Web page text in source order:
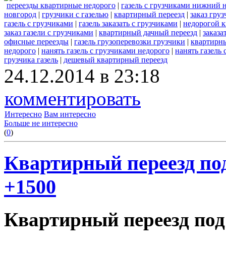
переезды квартирные недорого | газель с грузчиками нижний
новгород | грузчики с газелью | квартирный переезд | заказ
газель с грузчиками | газель заказать с грузчиками | недорогой
заказ газели с грузчиками | квартирный дачный переезд |
офисные переезды | газель грузоперевозки грузчики |
недорого | нанять газель с грузчиками недорого | нанять газель
грузчика газель | дешевый квартирный переезд
24.12.2014 в 23:18
комментировать
Интересно Вам интересно
Больше не интересно
(0)
Квартирный переезд
+1500
Квартирный переезд